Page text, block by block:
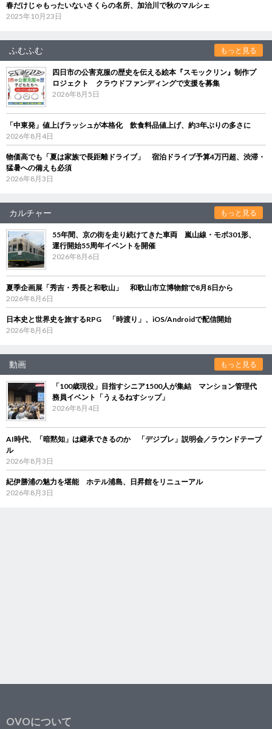
春だけじゃもったいないさくらの名所、加治川で秋のマルシェ
2025年10月23日
ふむふむ もっと見る
四日市の公害克服の歴史を伝える絵本『スモックリン』制作プ
ロジェクト クラウドファンディングで支援を募集
2026年8月5日
「中東発」値上げラッシュが本格化 飲食料品値上げ、約3年ぶりの多さに
2026年8月4日
物価高でも「夏は家族で長距離ドライブ」 宿泊ドライブ予算4万円超、渋滞・
猛暑への備えも必須
2026年8月3日
カルチャー もっと見る
55年間、京の街を走り続けてきた車両 嵐山線・モボ301形、
運行開始55周年イベントを開催
2026年8月6日
夏季企画展「秀吉・秀長と和歌山」 和歌山市立博物館で8月8日から
2026年8月6日
日本史と世界史を旅するRPG 「時渡り」、iOS/Androidで配信開始
2026年8月6日
動画 もっと見る
「100歳現役」目指すシニア1500人が集結 マンション管理代
務員イベント「うぇるねすシップ」
2026年8月4日
AI時代、「暗黙知」は継承できるのか 「デジブレ」説明会／ラウンドテーブ
ル
2026年8月3日
紀伊勝浦の魅力を堪能 ホテル浦島、日昇館をリニューアル
2026年8月3日
OVOについて